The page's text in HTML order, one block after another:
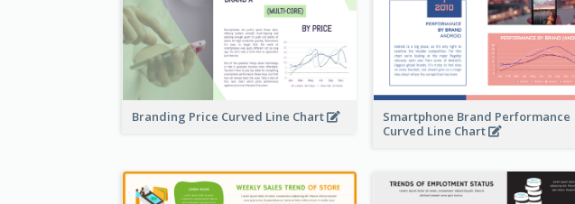
Branding Price Curved Line Chart
Smartphone Brand Performance
Curved Line Chart